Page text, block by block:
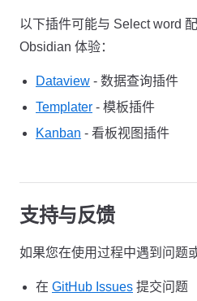
以下插件可能与 Select word
Obsidian 体验：
Dataview - 数据查询插件
Templater - 模板插件
Kanban - 看板视图插件
支持与反馈
如果您在使用过程中遇到问题
在 GitHub Issues 提交问题